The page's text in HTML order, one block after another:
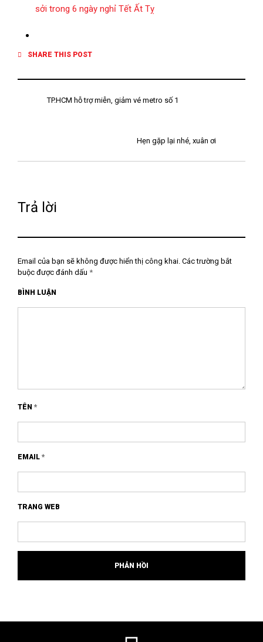
sởi trong 6 ngày nghỉ Tết Ất Tỵ
SHARE THIS POST
TP.HCM hỗ trợ miễn, giảm vé metro số 1
Hẹn gặp lại nhé, xuân ơi
Trả lời
Email của bạn sẽ không được hiển thị công khai. Các trường bắt
buộc được đánh dấu *
BÌNH LUẬN
TÊN *
EMAIL *
TRANG WEB